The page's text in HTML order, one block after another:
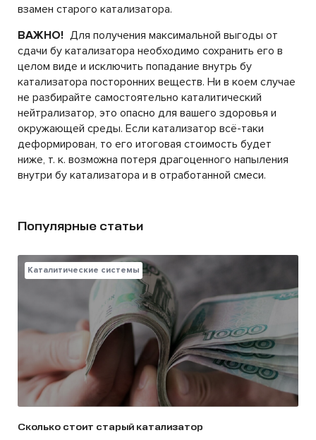
взамен старого катализатора.
ВАЖНО! Для получения максимальной выгоды от
сдачи бу катализатора необходимо сохранить его в
целом виде и исключить попадание внутрь бу
катализатора посторонних веществ. Ни в коем случае
не разбирайте самостоятельно каталитический
нейтрализатор, это опасно для вашего здоровья и
окружающей среды. Если катализатор всё-таки
деформирован, то его итоговая стоимость будет
ниже, т. к. возможна потеря драгоценного напыления
внутри бу катализатора и в отработанной смеси.
Популярные статьи
Каталитические системы
Сколько стоит старый катализатор